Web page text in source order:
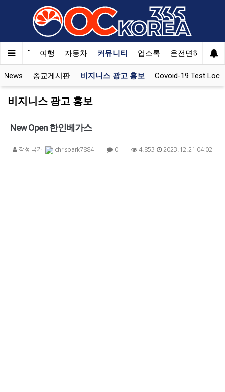
한국SAT 여행 자동차 커뮤니티 업소록 운전면허 문의
News 종교게시판 비지니스 광고 홍보 Covoid-19 Test
비지니스 광고 홍보
New Open 한인베가스
작성 국가: chrispark7884 0 4,853 2023.12.21 04:02